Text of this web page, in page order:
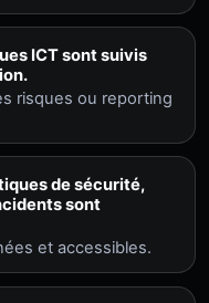
ICT sont suivis
risques ou reporting
de sécurité,
sont
et accessibles.